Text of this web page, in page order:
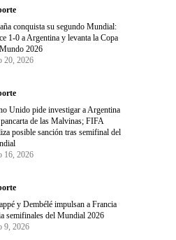
conquista su segundo Mundial:
1-0 a Argentina y levanta la Copa
2026
20, 2026
Unido pide investigar a Argentina
de las Malvinas; FIFA
posible sanción tras semifinal del
16, 2026
y Dembélé impulsan a Francia
semifinales del Mundial 2026
9, 2026